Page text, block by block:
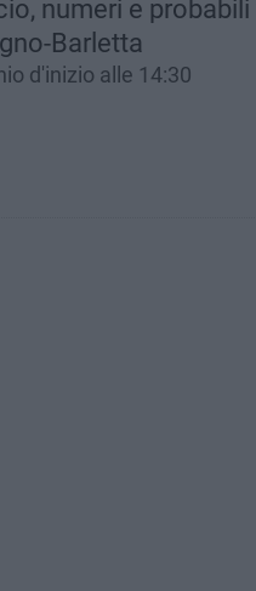
numeri e
Barletta
d'inizio alle 14:30